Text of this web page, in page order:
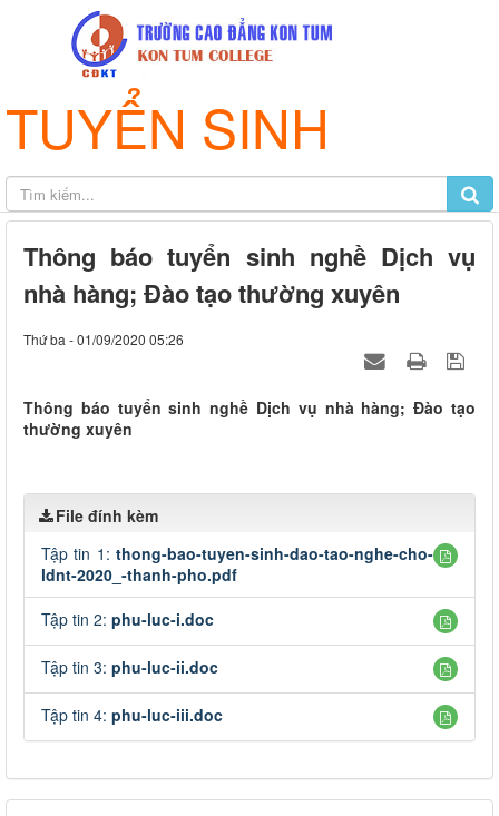
TUYỂN SINH
Thông báo tuyển sinh nghề Dịch vụ
nhà hàng; Đào tạo thường xuyên
Thứ ba - 01/09/2020 05:26
Thông báo tuyển sinh nghề Dịch vụ nhà hàng; Đào tạo
thường xuyên
File đính kèm
Tập tin 1: thong-bao-tuyen-sinh-dao-tao-nghe-cho-
ldnt-2020_-thanh-pho.pdf
Tập tin 2: phu-luc-i.doc
Tập tin 3: phu-luc-ii.doc
Tập tin 4: phu-luc-iii.doc